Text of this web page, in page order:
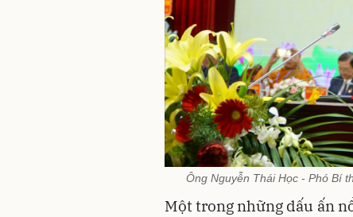
Ông Nguyễn Thái Học - Phó Bí
Một trong những dấu ấn